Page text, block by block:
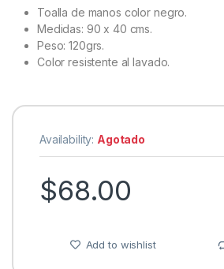
Toalla de manos color negro.
Medidas: 90 x 40 cms.
Peso: 120grs.
Color resistente al lavado.
Availability: Agotado
$68.00
Add to wishlist